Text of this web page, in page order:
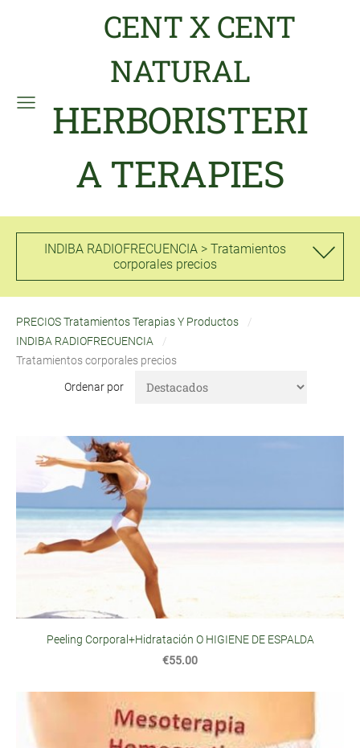
CENT X CENT
NATURAL
HERBORISTERI
A TERAPIES
INDIBA RADIOFRECUENCIA > Tratamientos
corporales precios
PRECIOS Tratamientos Terapias Y Productos
INDIBA RADIOFRECUENCIA
Tratamientos corporales precios
Ordenar por
Peeling Corporal+Hidratación O HIGIENE DE ESPALDA
€55.00